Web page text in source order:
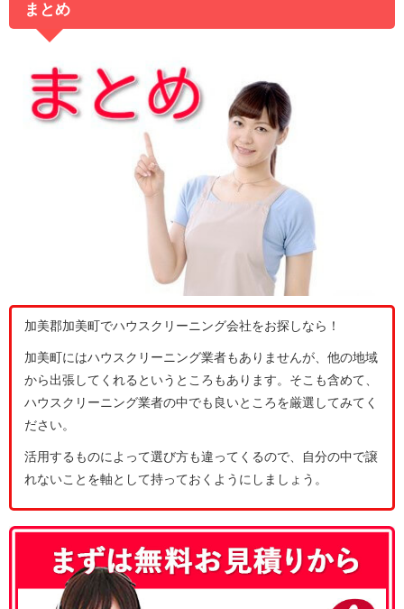
まとめ
加美郡加美町でハウスクリーニング会社をお探しなら！
加美町にはハウスクリーニング業者もありませんが、他の地域
から出張してくれるというところもあります。そこも含めて、
ハウスクリーニング業者の中でも良いところを厳選してみてく
ださい。
活用するものによって選び方も違ってくるので、自分の中で譲
れないことを軸として持っておくようにしましょう。